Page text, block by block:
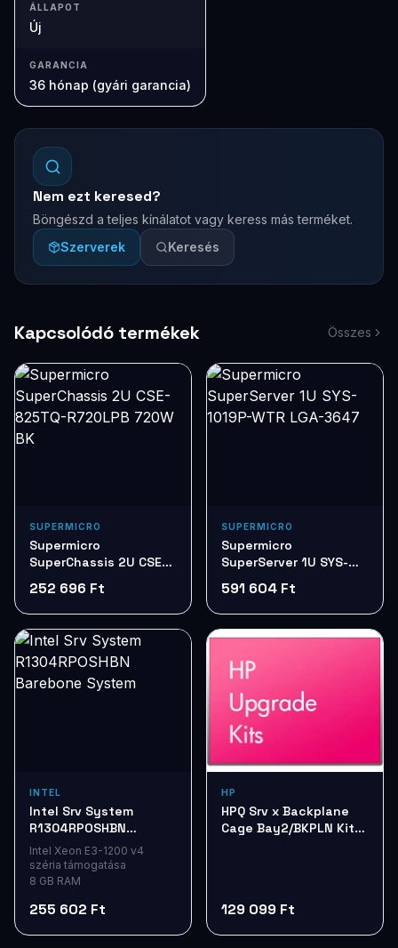
ÁLLAPOT
Új
GARANCIA
36 hónap (gyári garancia)
Nem ezt keresed?
Böngészd a teljes kínálatot vagy keress más terméket.
Szerverek
Keresés
Kapcsolódó termékek Összes
SUPERMICRO
Supermicro
SuperChassis 2U CSE-
BK
252 696 Ft
SUPERMICRO
Supermicro
SuperServer 1U SYS-
591 604 Ft
INTEL
Intel Srv System
R1304RPOSHBN
Barebone System
Intel Xeon E3-1200 v4
széria támogatása
8 GB RAM
255 602 Ft
HP
HPQ Srv x Backplane
Cage Bay2/BKPLN Kit
129 099 Ft